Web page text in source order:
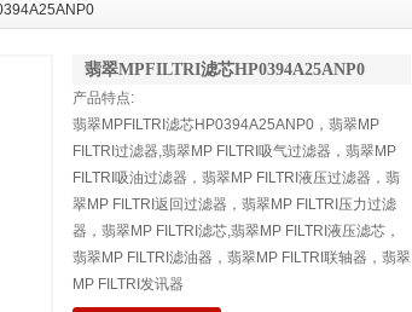
翡翠MPFILTRI滤芯HP0394A25ANP0
产品特点:
翡翠MPFILTRI滤芯HP0394A25ANP0，翡翠MP
FILTRI过滤器,翡翠MP FILTRI吸气过滤器，翡翠MP
FILTRI吸油过滤器，翡翠MP FILTRI液压过滤器，翡
翠MP FILTRI返回过滤器，翡翠MP FILTRI压力过滤
器，翡翠MP FILTRI滤芯,翡翠MP FILTRI液压滤芯，
翡翠MP FILTRI滤油器，翡翠MP FILTRI联轴器，翡翠
MP FILTRI发讯器